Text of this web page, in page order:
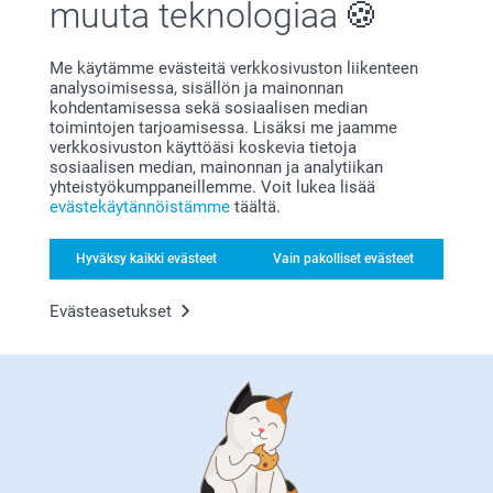
muuta teknologiaa
Me käytämme evästeitä verkkosivuston liikenteen
analysoimisessa, sisällön ja mainonnan
kohdentamisessa sekä sosiaalisen median
toimintojen tarjoamisessa. Lisäksi me jaamme
verkkosivuston käyttöäsi koskevia tietoja
sosiaalisen median, mainonnan ja analytiikan
yhteistyökumppaneillemme. Voit lukea lisää
evästekäytännöistämme täältä.
Hyväksy kaikki evästeet Vain pakolliset evästeet
Evästeasetukset
09:17
Hei,
Suuret kiitokset 5 tähdestä ja palautteesta,
arvostamme sitä suuresti. Kiva että pidät
akryylikehyksestä 😊
Lämpimin kiitoksin,
Kirsi @smartphoto
Sara,
16.1.2025
Laadukas tuote ja kuvan voi vaihtaa halutessaan.
Näytä reaktiot
17.1.2025
14:01
Suuret kiitokset 5 tähdestä ja palautteesta,
Akryylikehyksestä kimalteilla, toivottavasti siitä on
käyttöä pitkäksi aikaa :)
Alma Tervahauta,